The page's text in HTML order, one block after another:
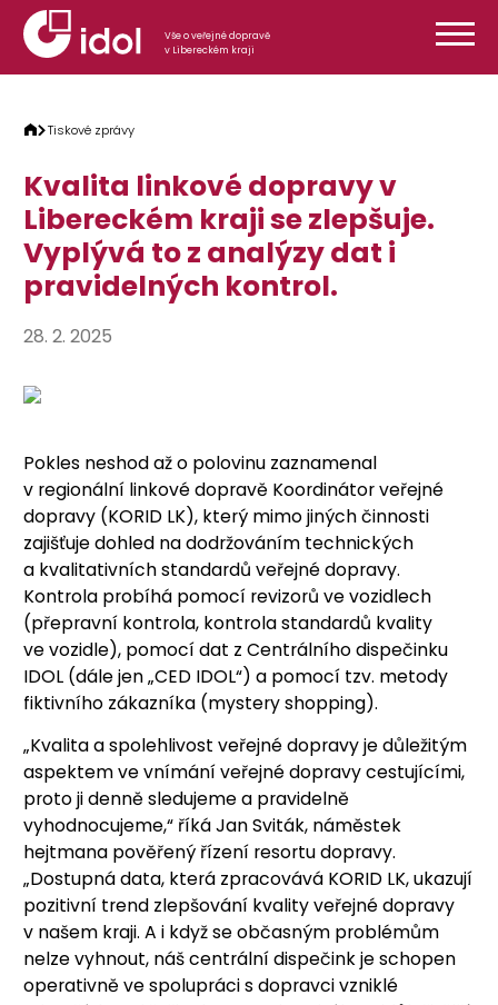
Přeskočit na obsah
Vše o veřejné dopravě
v Libereckém kraji
Tiskové zprávy
Kvalita linkové dopravy v
Libereckém kraji se zlepšuje.
Vyplývá to z analýzy dat i
pravidelných kontrol.
28. 2. 2025
Pokles neshod až o polovinu zaznamenal
v regionální linkové dopravě Koordinátor veřejné
dopravy (KORID LK), který mimo jiných činnosti
zajišťuje dohled na dodržováním technických
a kvalitativních standardů veřejné dopravy.
Kontrola probíhá pomocí revizorů ve vozidlech
(přepravní kontrola, kontrola standardů kvality
ve vozidle), pomocí dat z Centrálního dispečinku
IDOL (dále jen „CED IDOL“) a pomocí tzv. metody
fiktivního zákazníka (mystery shopping).
„Kvalita a spolehlivost veřejné dopravy je důležitým
aspektem ve vnímání veřejné dopravy cestujícími,
proto ji denně sledujeme a pravidelně
vyhodnocujeme,“ říká Jan Sviták, náměstek
hejtmana pověřený řízení resortu dopravy.
„Dostupná data, která zpracovává KORID LK, ukazují
pozitivní trend zlepšování kvality veřejné dopravy
v našem kraji. A i když se občasným problémům
nelze vyhnout, náš centrální dispečink je schopen
operativně ve spolupráci s dopravci vzniklé